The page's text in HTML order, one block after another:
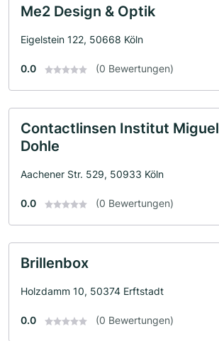
Me2 Design & Optik
Eigelstein 122, 50668 Köln
0.0 (0 Bewertungen)
Contactlinsen Institut Miguel
Dohle
Aachener Str. 529, 50933 Köln
0.0 (0 Bewertungen)
Brillenbox
Holzdamm 10, 50374 Erftstadt
0.0 (0 Bewertungen)